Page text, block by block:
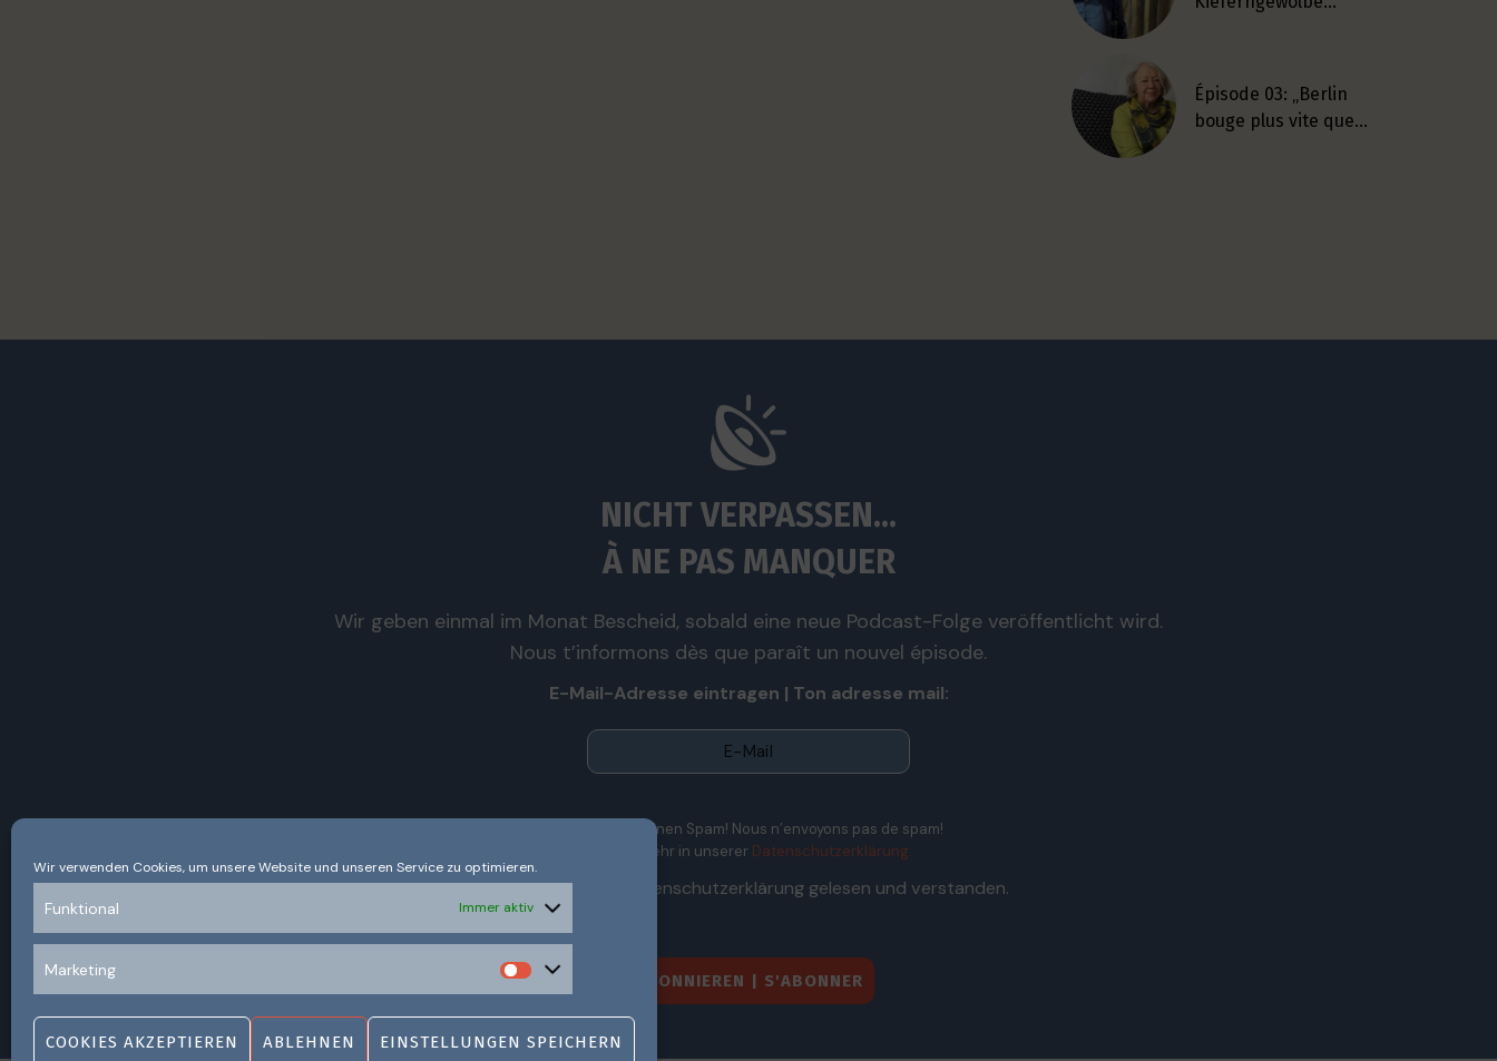
Wir verwenden Cookies, um unsere Website und unseren Service zu optimieren.
Funktional Immer aktiv
Marketing
COOKIES AKZEPTIEREN ABLEHNEN EINSTELLUNGEN SPEICHERN
Épisode 03: „Berlin
bouge plus vite que…
NICHT VERPASSEN...
À NE PAS MANQUER
Wir geben einmal im Monat Bescheid, sobald eine neue Podcast-Folge veröffentlicht wird.
Nous t’informons dès que paraît un nouvel épisode.
E-Mail-Adresse eintragen | Ton adresse mail:
Wir senden keinen Spam! Nous n’envoyons pas de spam!
Erfahre mehr in unserer Datenschutzerklärung.
Ich habe die Datenschutzerklärung gelesen und verstanden.